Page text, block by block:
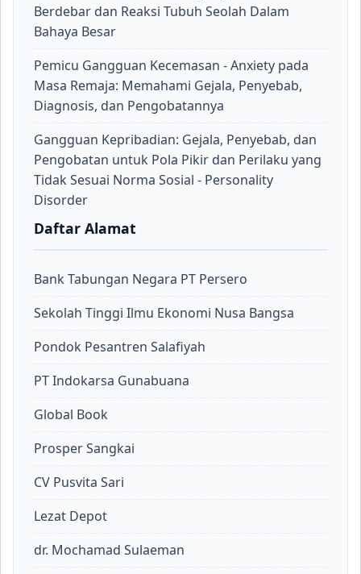
Berdebar dan Reaksi Tubuh Seolah Dalam
Bahaya Besar
Pemicu Gangguan Kecemasan - Anxiety pada
Masa Remaja: Memahami Gejala, Penyebab,
Diagnosis, dan Pengobatannya
Gangguan Kepribadian: Gejala, Penyebab, dan
Pengobatan untuk Pola Pikir dan Perilaku yang
Tidak Sesuai Norma Sosial - Personality
Disorder
Daftar Alamat
Bank Tabungan Negara PT Persero
Sekolah Tinggi Ilmu Ekonomi Nusa Bangsa
Pondok Pesantren Salafiyah
PT Indokarsa Gunabuana
Global Book
Prosper Sangkai
CV Pusvita Sari
Lezat Depot
dr. Mochamad Sulaeman